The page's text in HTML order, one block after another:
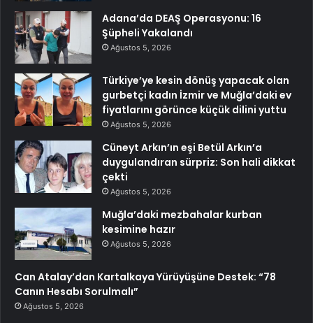
Adana’da DEAŞ Operasyonu: 16
Şüpheli Yakalandı
Ağustos 5, 2026
Türkiye’ye kesin dönüş yapacak olan
gurbetçi kadın İzmir ve Muğla’daki ev
fiyatlarını görünce küçük dilini yuttu
Ağustos 5, 2026
Cüneyt Arkın’ın eşi Betül Arkın’a
duygulandıran sürpriz: Son hali dikkat
çekti
Ağustos 5, 2026
Muğla’daki mezbahalar kurban
kesimine hazır
Ağustos 5, 2026
Can Atalay’dan Kartalkaya Yürüyüşüne Destek: “78
Canın Hesabı Sorulmalı”
Ağustos 5, 2026